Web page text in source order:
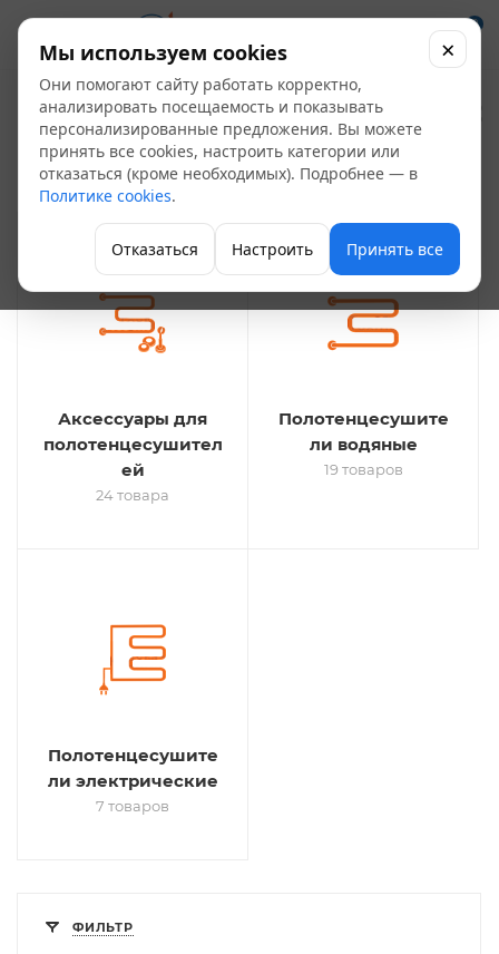
0
Полотенцесушители
50
Отопление
Аксессуары для
полотенцесушител
ей
24 товара
Полотенцесушите
ли водяные
19 товаров
Полотенцесушите
ли электрические
7 товаров
ФИЛЬТР
Мы используем cookies
Они помогают сайту работать корректно,
анализировать посещаемость и показывать
персонализированные предложения. Вы можете
принять все cookies, настроить категории или
отказаться (кроме необходимых). Подробнее — в
Политике cookies.
Отказаться Настроить Принять все
×